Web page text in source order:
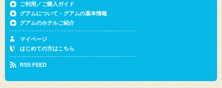
ご利用／ご購入ガイド
グアムについて・グアムの基本情報
グアムのホテルご紹介
マイページ
はじめての方はこちら
RSS FEED